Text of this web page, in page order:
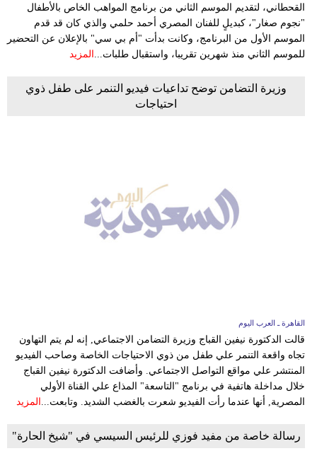
القحطاني، لتقديم الموسم الثاني من برنامج المواهب الخاص بالأطفال
"نجوم صغار"، كبديلٍ للفنان المصري أحمد حلمي والذي كان قد قدم
الموسم الأول من البرنامج، وكانت بدأت "أم بي سي" بالإعلان عن التحضير
للموسم الثاني منذ شهرين تقريبا، واستقبال طلبات... المزيد
وزيرة التضامن توضح تداعيات فيديو التنمر على طفل ذوي
احتياجات
القاهرة ـ العرب اليوم
قالت الدكتورة نيفين القباج وزيرة التضامن الاجتماعي, إنه لم يتم التهاون
تجاه واقعة التنمر علي طفل من ذوي الاحتياجات الخاصة وصاحب الفيديو
المنتشر علي مواقع التواصل الاجتماعي. وأضافت الدكتورة نيفين القباج
خلال مداخلة هاتفية في برنامج "التاسعة" المذاع علي القناة الأولي
المصرية, أنها عندما رأت الفيديو شعرت بالغضب الشديد. وتابعت...
المزيد
رسالة خاصة من مفيد فوزي للرئيس السيسي في "شيخ الحارة"